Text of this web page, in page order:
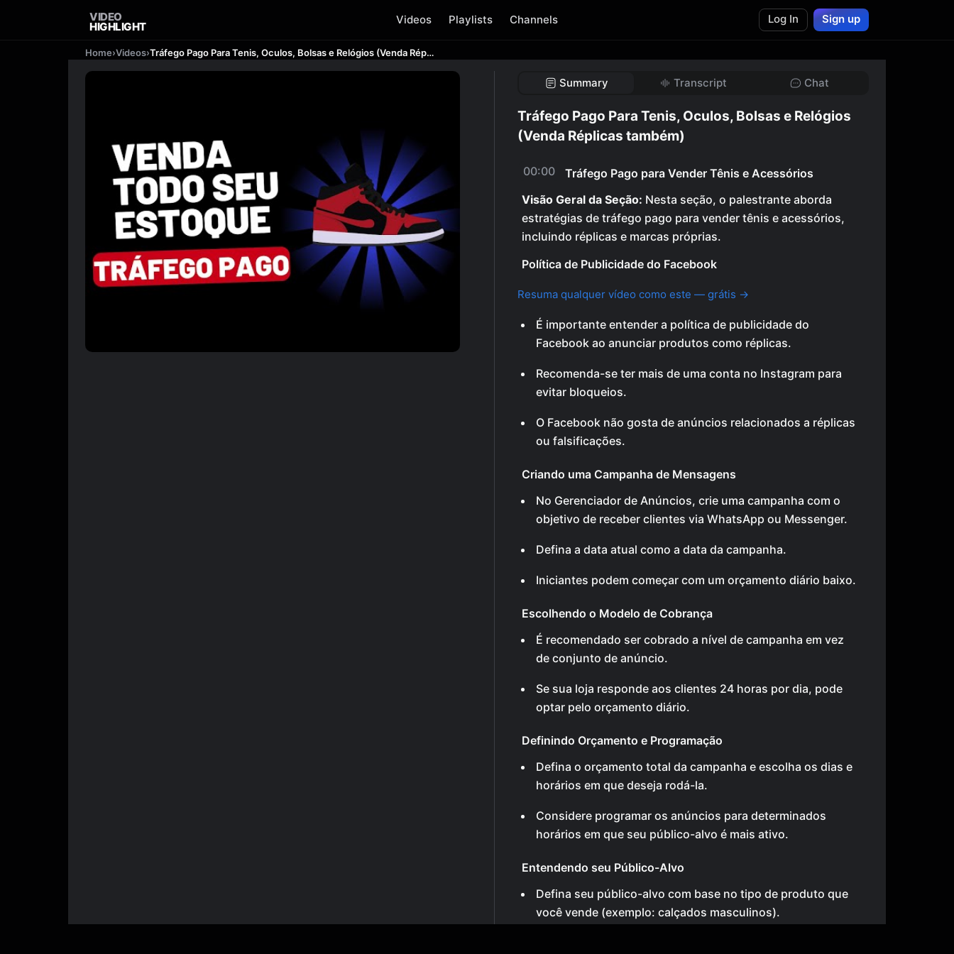
VIDEO
HIGHLIGHT
Videos Playlists Channels Log In Sign up
Home›Videos› Tráfego Pago Para Tenis, Oculos, Bolsas e Relógios (Venda Réplicas também)
Summary Transcript Chat
Tráfego Pago Para Tenis, Oculos, Bolsas e Relógios
(Venda Réplicas também)
00:00
Tráfego Pago para Vender Tênis e Acessórios
Visão Geral da Seção: Nesta seção, o palestrante aborda
estratégias de tráfego pago para vender tênis e acessórios,
incluindo réplicas e marcas próprias.
Política de Publicidade do Facebook
Resuma qualquer vídeo como este — grátis →
É importante entender a política de publicidade do
Facebook ao anunciar produtos como réplicas.
Recomenda-se ter mais de uma conta no Instagram para
evitar bloqueios.
O Facebook não gosta de anúncios relacionados a réplicas
ou falsificações.
Criando uma Campanha de Mensagens
No Gerenciador de Anúncios, crie uma campanha com o
objetivo de receber clientes via WhatsApp ou Messenger.
Defina a data atual como a data da campanha.
Iniciantes podem começar com um orçamento diário baixo.
Escolhendo o Modelo de Cobrança
É recomendado ser cobrado a nível de campanha em vez
de conjunto de anúncio.
Se sua loja responde aos clientes 24 horas por dia, pode
optar pelo orçamento diário.
Definindo Orçamento e Programação
Defina o orçamento total da campanha e escolha os dias e
horários em que deseja rodá-la.
Considere programar os anúncios para determinados
horários em que seu público-alvo é mais ativo.
Entendendo seu Público-Alvo
Defina seu público-alvo com base no tipo de produto que
você vende (exemplo: calçados masculinos).